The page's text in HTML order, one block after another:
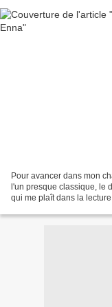
Pour avancer dans mon
l'un presque classique, le
qui me plaît dans la